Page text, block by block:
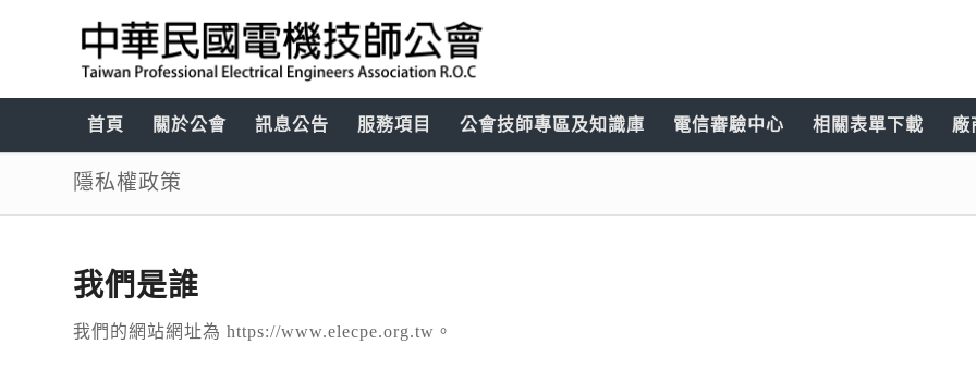
首頁 關於公會 訊息公告 服務項目 公會技師專區及知識庫 電信審驗中心 相關表單下載 廠
隱私權政策
我們是誰
我們的網站網址為 https://www.elecpe.org.tw。